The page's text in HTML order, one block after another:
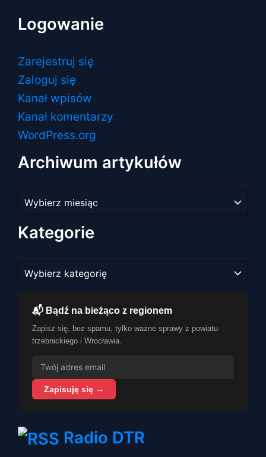
Logowanie
Zarejestruj się
Zaloguj się
Kanał wpisów
Kanał komentarzy
WordPress.org
Archiwum artykułów
artykułów
Kategorie
📬 Bądź na bieżąco z regionem
Zapisz się, bez spamu, tylko ważne sprawy z powiatu
trzebnickiego i Wrocławia.
Zapisuję się →
Radio DTR